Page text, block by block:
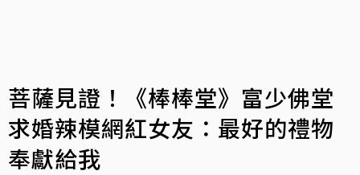
菩薩見證！《棒棒堂》富少佛堂
求婚辣模網紅女友：最好的禮物
奉獻給我